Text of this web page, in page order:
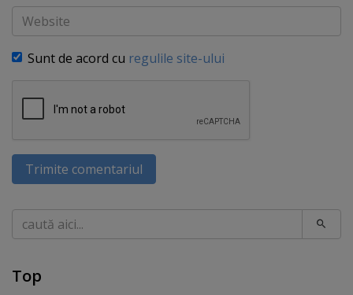
Website
Sunt de acord cu regulile site-ului
Trimite comentariul
Caută
Top